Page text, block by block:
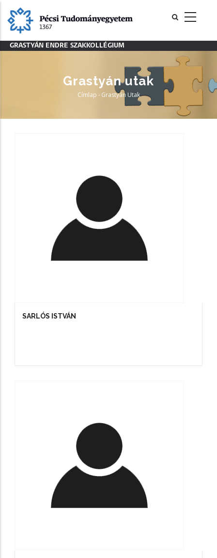
tartalomra
GRASTYÁN ENDRE SZAKKOLLÉGIUM
Grastyán utak
Morzsa
Címlap - Grastyán Utak
SARLÓS ISTVÁN